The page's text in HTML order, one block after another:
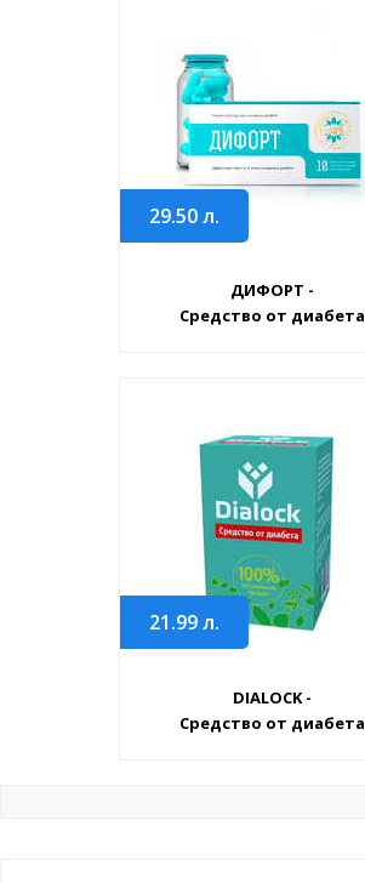
29.50л.
ДИФОРТ -
Средство от диабета
21.99л.
DIALOCK -
Средство от диабета